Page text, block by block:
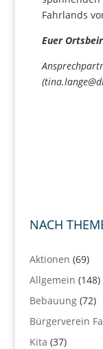
Fahrlands
Euer
NACH
Aktionen (69)
Allgemein (148)
Bebauung(72)
Bürgerverein
Kita (37)